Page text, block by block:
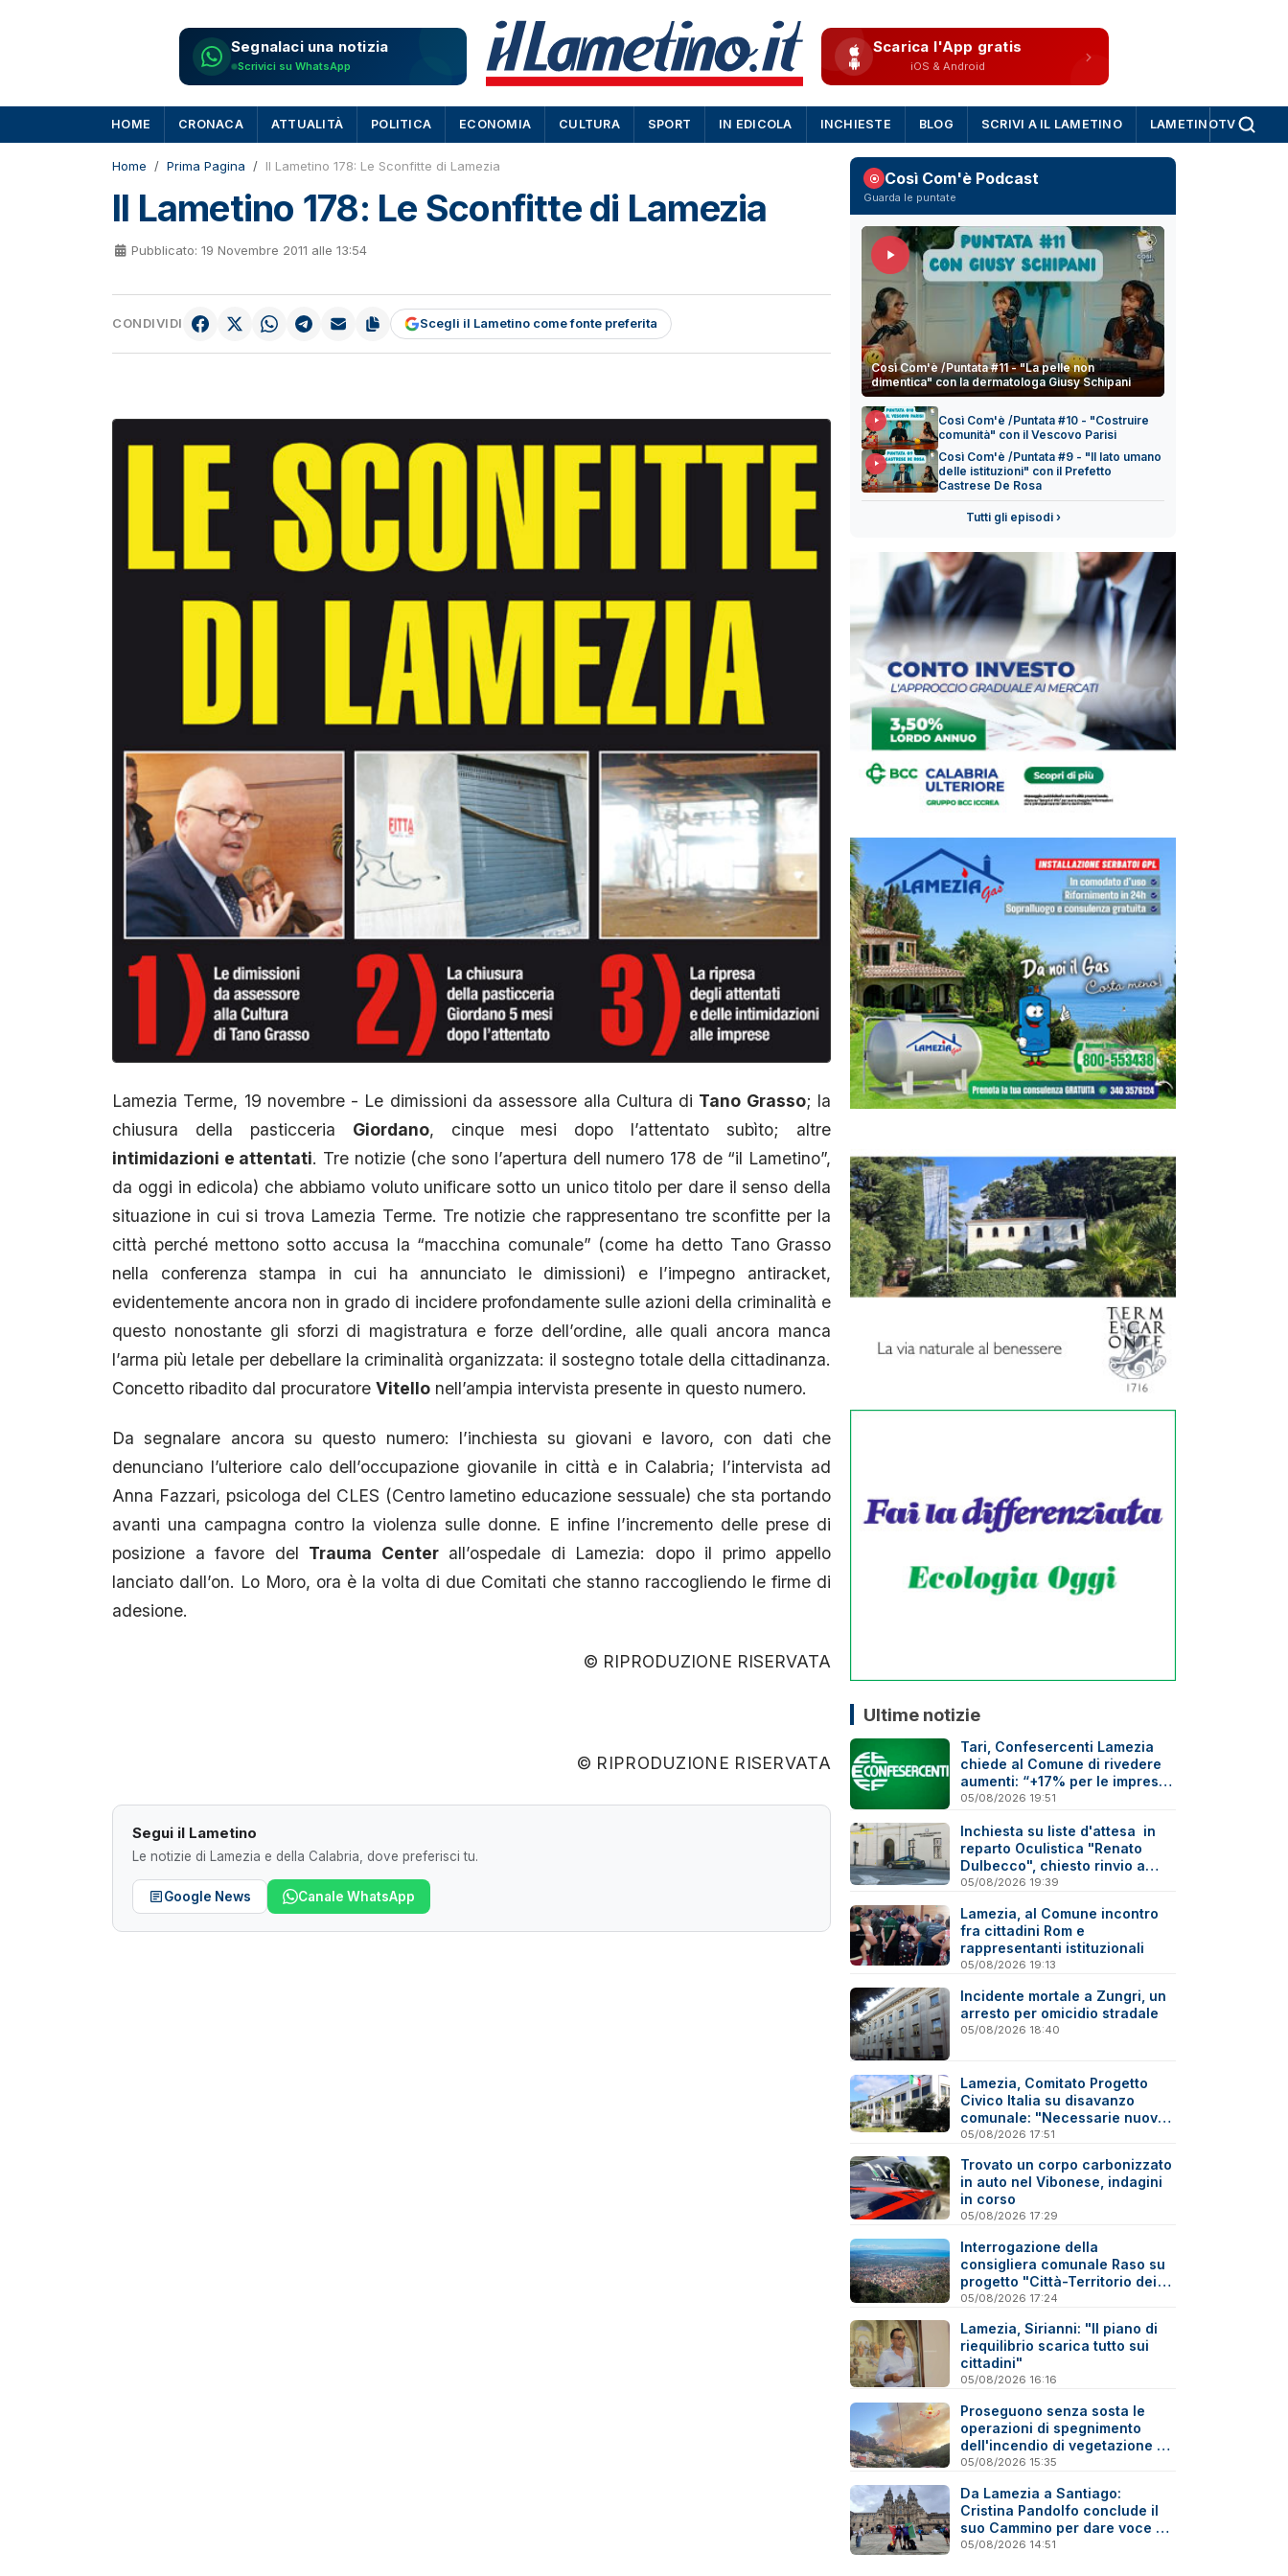
Segnalaci una notizia
Scrivici su WhatsApp
Scarica l'App gratis
iOS & Android
HOME CRONACA ATTUALITÀ POLITICA ECONOMIA CULTURA SPORT IN EDICOLA INCHIESTE BLOG SCRIVI A IL LAMETINO LAMETINOTV
Home Prima Pagina Il Lametino 178: Le Sconfitte di Lamezia
Il Lametino 178: Le Sconfitte di Lamezia
Pubblicato: 19 Novembre 2011 alle 13:54
CONDIVIDI Scegli il Lametino come fonte preferita
Lamezia Terme, 19 novembre - Le dimissioni da assessore alla Cultura di Tano Grasso; la
chiusura della pasticceria Giordano, cinque mesi dopo l’attentato subìto; altre
intimidazioni e attentati. Tre notizie (che sono l’apertura dell numero 178 de “il Lametino”,
da oggi in edicola) che abbiamo voluto unificare sotto un unico titolo per dare il senso della
situazione in cui si trova Lamezia Terme. Tre notizie che rappresentano tre sconfitte per la
città perché mettono sotto accusa la “macchina comunale” (come ha detto Tano Grasso
nella conferenza stampa in cui ha annunciato le dimissioni) e l’impegno antiracket,
evidentemente ancora non in grado di incidere profondamente sulle azioni della criminalità e
questo nonostante gli sforzi di magistratura e forze dell’ordine, alle quali ancora manca
l’arma più letale per debellare la criminalità organizzata: il sostegno totale della cittadinanza.
Concetto ribadito dal procuratore Vitello nell’ampia intervista presente in questo numero.
Da segnalare ancora su questo numero: l’inchiesta su giovani e lavoro, con dati che
denunciano l’ulteriore calo dell’occupazione giovanile in città e in Calabria; l’intervista ad
Anna Fazzari, psicologa del CLES (Centro lametino educazione sessuale) che sta portando
avanti una campagna contro la violenza sulle donne. E infine l’incremento delle prese di
posizione a favore del Trauma Centerall’ospedale di Lamezia: dopo il primo appello
lanciato dall’on. Lo Moro, ora è la volta di due Comitati che stanno raccogliendo le firme di
adesione.
© RIPRODUZIONE RISERVATA
© RIPRODUZIONE RISERVATA
Segui il Lametino
Le notizie di Lamezia e della Calabria, dove preferisci tu.
Google News Canale WhatsApp
Così Com'è Podcast
Guarda le puntate
Così Com'è /Puntata #11 - "La pelle non
dimentica" con la dermatologa Giusy Schipani
Così Com'è /Puntata #10 - "Costruire
comunità" con il Vescovo Parisi
Così Com'è /Puntata #9 - "Il lato umano
delle istituzioni" con il Prefetto
Castrese De Rosa
Tutti gli episodi ›
Ultime notizie
Tari, Confesercenti Lamezia
chiede al Comune di rivedere
aumenti: “+17% per le imprese
è troppo”
05/08/2026 19:51
Inchiesta su liste d'attesa in
reparto Oculistica "Renato
Dulbecco", chiesto rinvio a
giudizio per 10 indagati
05/08/2026 19:39
Lamezia, al Comune incontro
fra cittadini Rom e
rappresentanti istituzionali
05/08/2026 19:13
Incidente mortale a Zungri, un
arresto per omicidio stradale
05/08/2026 18:40
Lamezia, Comitato Progetto
Civico Italia su disavanzo
comunale: "Necessarie nuove
verifiche"
05/08/2026 17:51
Trovato un corpo carbonizzato
in auto nel Vibonese, indagini
in corso
05/08/2026 17:29
Interrogazione della
consigliera comunale Raso su
progetto "Città-Territorio dei
Due Mari Catanzaro-Lamezia"
05/08/2026 17:24
Lamezia, Sirianni: "Il piano di
riequilibrio scarica tutto sui
cittadini"
05/08/2026 16:16
Proseguono senza sosta le
operazioni di spegnimento
dell'incendio di vegetazione a
Gizzeria - Video
05/08/2026 15:35
Da Lamezia a Santiago:
Cristina Pandolfo conclude il
suo Cammino per dare voce ai
malati di fibromialgia
05/08/2026 14:51